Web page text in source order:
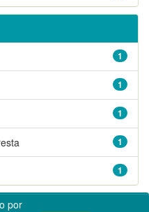
1
1
1
1
1
por